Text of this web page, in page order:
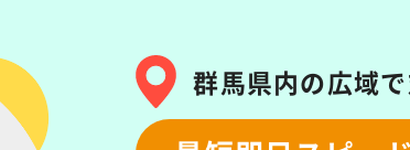
群馬県内の広域